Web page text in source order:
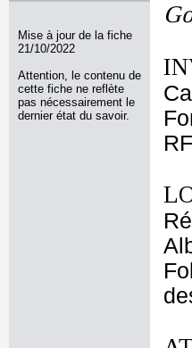
Mise à jour de la fiche
21/10/2022
Attention, le contenu de
cette fiche ne reflète
pas nécessairement le
dernier état du savoir.